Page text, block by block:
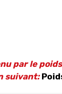
par le
suivant: